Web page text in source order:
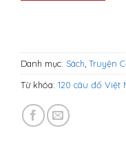
Danh mục: Sách, Truyện
Từ khóa: 120 câu đố Việt